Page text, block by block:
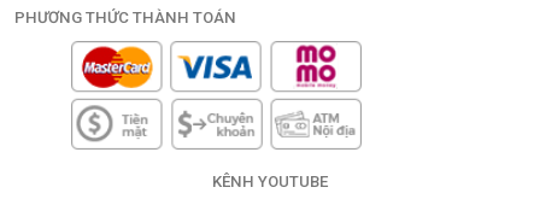
PHƯƠNG THỨC THÀNH TOÁN
KÊNH YOUTUBE